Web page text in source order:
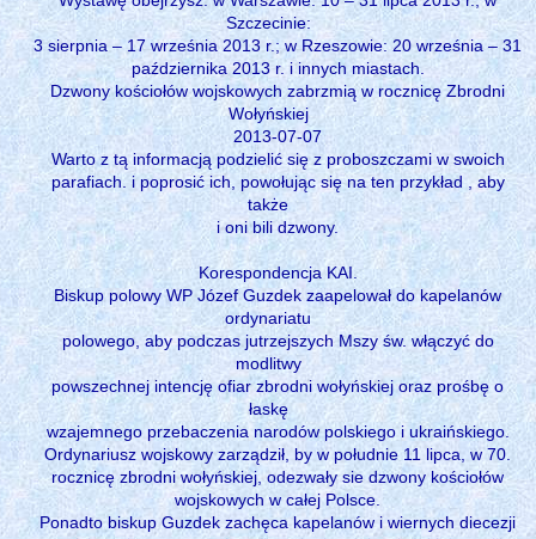
Szczecinie:
3 sierpnia – 17 września 2013 r.; w Rzeszowie: 20 września – 31
października 2013 r. i innych miastach.
Dzwony kościołów wojskowych zabrzmią w rocznicę Zbrodni
Wołyńskiej
2013-07-07
Warto z tą informacją podzielić się z proboszczami w swoich
parafiach. i poprosić ich, powołując się na ten przykład , aby
także
i oni bili dzwony.
Korespondencja KAI.
Biskup polowy WP Józef Guzdek zaapelował do kapelanów
ordynariatu
polowego, aby podczas jutrzejszych Mszy św. włączyć do
modlitwy
powszechnej intencję ofiar zbrodni wołyńskiej oraz prośbę o
łaskę
wzajemnego przebaczenia narodów polskiego i ukraińskiego.
Ordynariusz wojskowy zarządził, by w południe 11 lipca, w 70.
rocznicę zbrodni wołyńskiej, odezwały sie dzwony kościołów
wojskowych w całej Polsce.
Ponadto biskup Guzdek zachęca kapelanów i wiernych diecezji